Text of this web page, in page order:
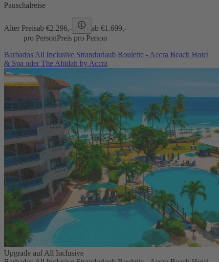
Pauschalreise
Alter Preisab €2.296,- ab €1.699,-
pro PersonPreis pro Person
Barbados All Inclusive Strandurlaub Roulette - Accra Beach Hotel
& Spa oder The Abidah by Accra
Upgrade auf All Inclusive